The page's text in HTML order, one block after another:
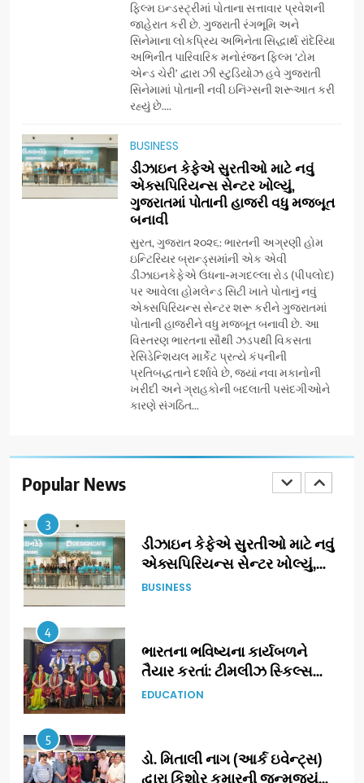
ફિલ્મ ઇન્ડસ્ટ્રીમાં પોતાના સત્તાવાર પ્રવેશની
જાહેરાત કરી છે. ગુજરાતી રંગભૂમિ અને
સિનેમાના લોકપ્રિય અભિનેતા સિદ્ધાર્થ રાંદેરિયા
અભિનીત પારિવારિક મનોરંજન ફિલ્મ ‘ટોમ
એન્ડ ચેરી’ દ્વારા ઝી સ્ટુડિયોઝ હવે ગુજરાતી
સિનેમામાં પોતાની નવી ઇનિંગ્સની શરૂઆત કરી
રહ્યું છે....
BUSINESS
ડીઝાઇન કેફેએ સુરતીઓ માટે નવું
એક્સપિરિયન્સ સેન્ટર ખોલ્યું,
ગુજરાતમાં પોતાની હાજરી વધુ મજબૂત
બનાવી
સુરત, ગુજરાત ૨૦૨૬: ભારતની અગ્રણી હોમ
ઇન્ટિરિયર બ્રાન્ડ્સમાંની એક એવી
ડીઝાઇનકેફેએ ઉધના-મગદલ્લા રોડ (પીપલોદ)
પર આવેલા હોમલેન્ડ સિટી ખાતે પોતાનું નવું
એક્સપિરિયન્સ સેન્ટર શરૂ કરીને ગુજરાતમાં
પોતાની હાજરીને વધુ મજબૂત બનાવી છે. આ
વિસ્તરણ ભારતના સૌથી ઝડપથી વિકસતા
રેસિડેન્શિયલ માર્કેટ પ્રત્યે કંપનીની
પ્રતિબદ્ધતાને દર્શાવે છે, જ્યાં નવા મકાનોની
ખરીદી અને ગ્રાહકોની બદલાતી પસંદગીઓને
કારણે સંગઠિત...
Popular News
177 દેશો અને 52 લાખ દર્શકો:
ગુજરાતી OTT પ્લેટફોર્મ ‘જોજો’
(JOJO) નો વિશ્વભરમાં દબદબો
BUSINESS
અમદાવાદમાં યોજાયેલા ‘ઓકલ્ટ
ટેરોટ રીડર પુનિતજી લુલ્લા એ ટેરોટ
કાર્ડ રીડિંગ અંગે માહિતી આપી
AHMEDABAD
8
ગ્લોબલ એક્સેલન્સ ફોરમ દ્વારા
નેશનલ લીડરશિપ કોન્કલેવ તથા
ભારત સમ્માન ૨૦૨૬નો ભવ્ય અને
પ્રતિષ્ઠિત કાર્યક્રમ નવી દિલ્હીમાં
સફળતાપૂર્વક યોજાયો
BUSINESS
ગેટ સેટ ગો રિવ્યુ: ગુજરાતી
સિનેમામાં એક્શન અને રોમાંચનો
એક તદ્દન નવો અને અનોખો
અંદાજ
ENTERTAINMENT
ગ્રાન્ડ એન્ટ્રી: સિદ્ધાર્થ રાંદેરિયાની
‘ટોમ એન્ડ ચેરી’ સાથે નવા યુગની
3
ડીઝાઇન કેફેએ સુરતીઓ માટે નવું
એક્સપિરિયન્સ સેન્ટર ખોલ્યું,
ગુજરાતમાં પોતાની હાજરી વધુ
BUSINESS
4
ભારતના ભવિષ્યના કાર્યબળને
તૈયાર કરતાં: ટીમલીઝ સ્કિલ્સ
યુનિવર્સિટીએ 65 સ્નાતકોને ડિગ્રી
EDUCATION
5
ડો. મિતાલી નાગ (આર્ક ઇવેન્ટ્સ)
દ્વારા કિશોર કુમારની જન્મજયંતિ